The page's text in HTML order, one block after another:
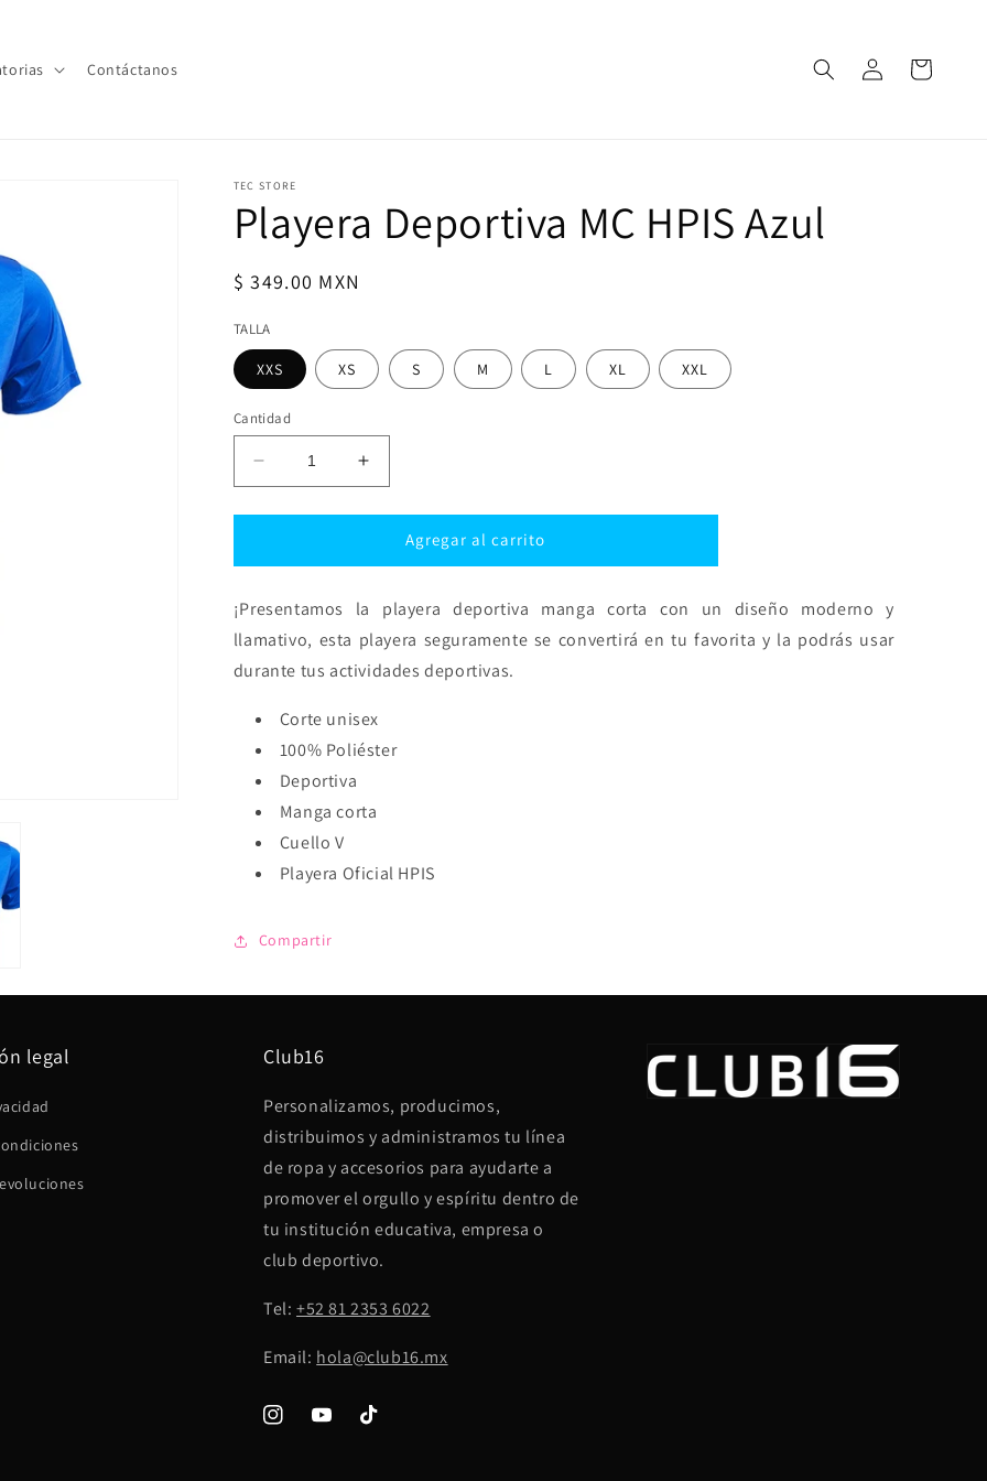
Contáctanos
Iniciar
sesión
Carrito
TEC STORE
Playera Deportiva MC HPIS Azul
Precio
$ 349.00 MXN
TALLA
XXS XS S M L XL XXL
Cantidad
Reducir
cantidad
para
Deportiva
HPIS
Azul
Aumentar
cantidad
para
Playera
Deportiva
HPIS
Azul
Agregar al carrito
¡Presentamos la playera deportiva manga corta con un diseño moderno y
llamativo, esta playera seguramente se convertirá en tu favorita y la podrás usar
durante tus actividades deportivas.
Corte unisex
100% Poliéster
Deportiva
Manga corta
Cuello V
Playera Oficial HPIS
Compartir
legal Club16
Personalizamos, producimos,
distribuimos y administramos tu línea
de ropa y accesorios para ayudarte a
promover el orgullo y espíritu dentro de
tu institución educativa, empresa o
club deportivo.
Tel:+52 81 2353 6022
Email: hola@club16.mx
InstagramYouTubeTikTok